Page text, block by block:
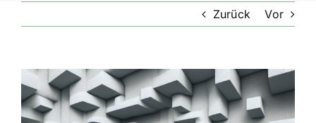
Zurück Vor
Zeige
grösseres
Bild